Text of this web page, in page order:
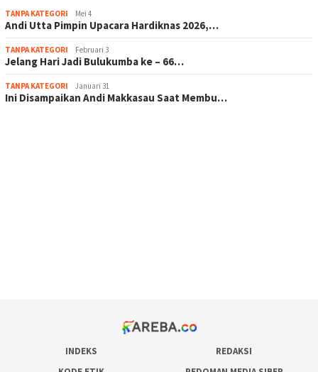
TANPA KATEGORI Mei 4
Andi Utta Pimpin Upacara Hardiknas 2026,…
TANPA KATEGORI Februari 3
Jelang Hari Jadi Bulukumba ke – 66…
TANPA KATEGORI Januari 31
Ini Disampaikan Andi Makkasau Saat Membu…
INDEKS
REDAKSI